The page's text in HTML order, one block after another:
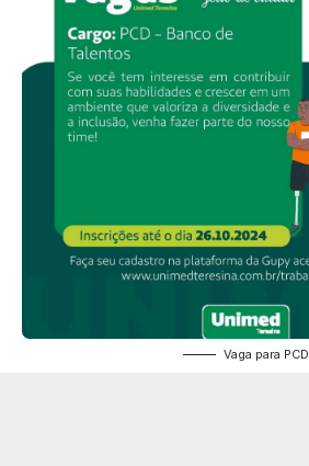
Vaga para PCD